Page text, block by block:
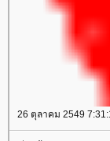
26 ตุลาคม 2549